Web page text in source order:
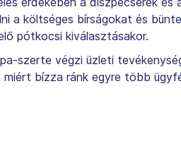
a költséges bírságokat és
pótkocsi kiválasztásakor.
szerte végzi üzleti
miért bízza ránk egyre több